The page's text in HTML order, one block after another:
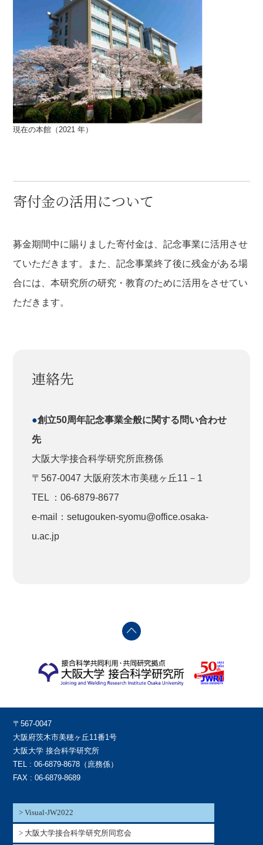
現在の本館（2021 年）
寄付金の活用について
募金期間中に賜りました寄付金は、記念事業に活用させ
ていただきます。また、記念事業終了後に残金がある場
合には、本研究所の研究・教育のために活用をさせてい
ただきます。
連絡先
●創立50周年記念事業全般に関する問い合わせ
先
大阪大学接合科学研究所庶務係
〒567-0047 大阪府茨木市美穂ヶ丘11－1
TEL ：06-6879-8677
e-mail：setugouken-syomu@office.osaka-
u.ac.jp
〒567-0047
大阪府茨木市美穂ヶ丘11番1号
大阪大学 接合科学研究所
TEL : 06-6879-8678（庶務係）
FAX : 06-6879-8689
> Visual-JW2022
> 大阪大学接合科学研究所同窓会